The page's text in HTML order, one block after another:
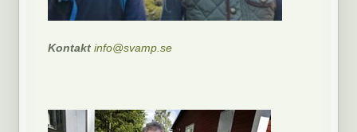
Kontaktinfo@svamp.se